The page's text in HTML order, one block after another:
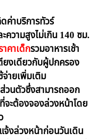
ค่าบริการทัวร์
ความสูงไม่เกิน 140 ซม.
าคาเด็กรวมอาหารเช้า
ยงเดียวกับผู้ปกครอง
จ่ายเพิ่มเติม
วนตัวซึ่งสามารถออก
จะต้องจองล่วงหน้าโดย
งล่วงหน้าก่อนวันเดิน